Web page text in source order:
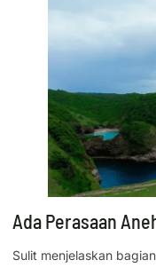
Ada Perasaan
Sulit menjelaskan